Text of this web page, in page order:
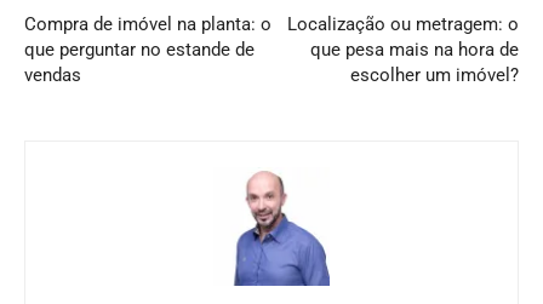
Compra de imóvel na planta: o
que perguntar no estande de
vendas
Localização ou metragem: o
que pesa mais na hora de
escolher um imóvel?